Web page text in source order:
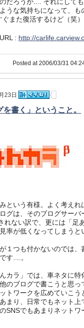
うな気持ちになって、
ぐまた復活するけど（笑）
: http://
Posted at 2006/03/31
23日
を書く」ということ。
という有様。よく考えれ
グは、そのブログサー
れない訳で、更には「
率が低くなってしまうと
１つも付かないのでは
す....。
カラ」では、車ネタに
のブログで書こうと思
トワークを広めていこ
まり、日常でもネット
SNSでもあまりネット